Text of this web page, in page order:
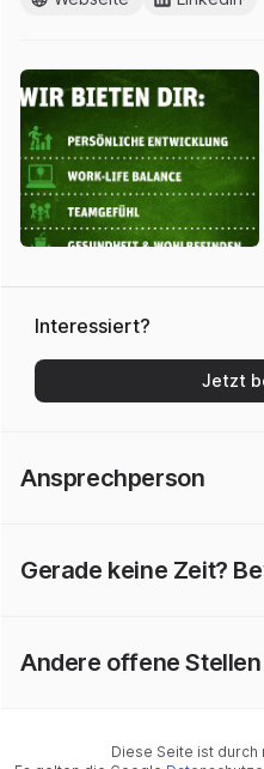
Interessiert?
Jetzt
Ansprechperson
Gerade keine Zeit?
Andere offene Stellen
Diese Seite ist durch